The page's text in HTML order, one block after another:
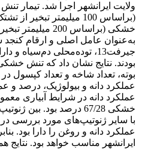
ولایت ایرانشهر اجرا شد. تیمار
بودند. نتایج نشان داد که تنش
بوته، تعداد شاخه و تعداد کپسول در
عملکرد دانه و بیولوژیک، درصد و
عملکرد دانه در شرایط آبیاری
با سایر ژنوتیپ‌های مورد بررسی
عملکرد دانه و روغن را دارا بود.
ایرانشهر مناسب خواهد بود.